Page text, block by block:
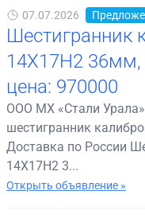
07.07.2026
Шестигранник
14Х17Н2
цена: 970000
ООО МХ «Стали Урала»
шестигранник
Доставка по России
14Х17Н2 3...
Открыть объявление »